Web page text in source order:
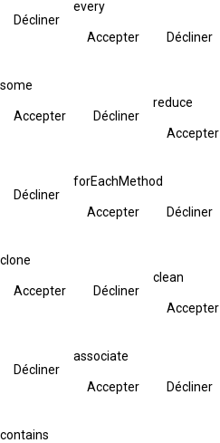
Décliner
every
Accepter Décliner
some
Accepter Décliner
reduce
Accepter
Décliner
forEachMethod
Accepter Décliner
clone
Accepter Décliner
clean
Accepter
Décliner
associate
Accepter Décliner
contains